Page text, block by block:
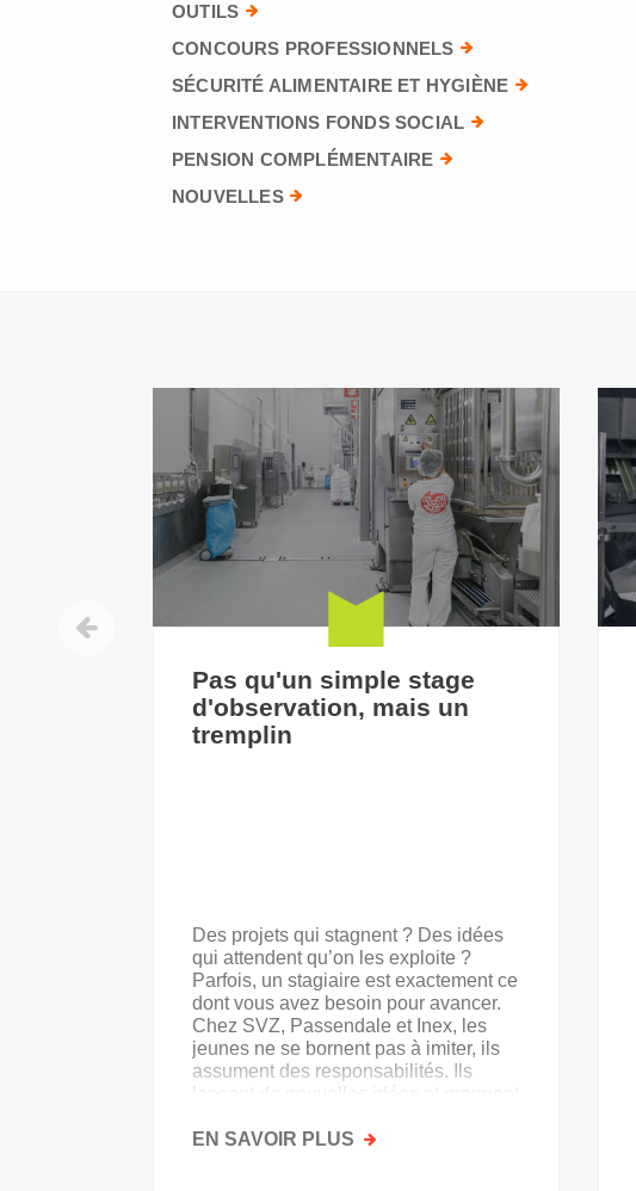
OUTILS
CONCOURS PROFESSIONNELS
SÉCURITÉ ALIMENTAIRE ET HYGIÈNE
INTERVENTIONS FONDS SOCIAL
PENSION COMPLÉMENTAIRE
NOUVELLES
Pas qu'un simple stage
d'observation, mais un
tremplin
Des projets qui stagnent ? Des idées
qui attendent qu’on les exploite ?
Parfois, un stagiaire est exactement ce
dont vous avez besoin pour avancer.
Chez SVZ, Passendale et Inex, les
jeunes ne se bornent pas à imiter, ils
assument des responsabilités. Ils
lancent de nouvelles idées et prennent
EN SAVOIR PLUS SUR